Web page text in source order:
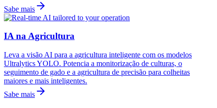
Sabe mais
IA na Agricultura
Leva a visão AI para a agricultura inteligente com os modelos
Ultralytics YOLO. Potencia a monitorização de culturas, o
seguimento de gado e a agricultura de precisão para colheitas
maiores e mais inteligentes.
Sabe mais